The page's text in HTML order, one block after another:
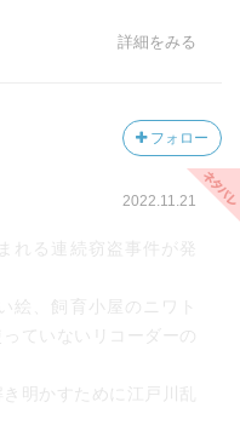
詳細をみる
フォロー
2022.11.21
れる連続窃盗事件が発
絵、飼育小屋のニワト
ていないリコーダーの
明かすために江戸川乱